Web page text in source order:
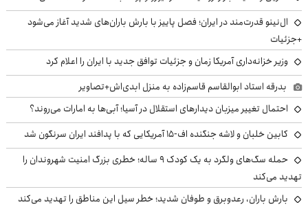
ال‌نینو قدرت‌مند در ایران؛ فصل پاییز با بارش باران‌های شدید آغاز می‌شود
+جزئیات
وزیر خزانه‌داری آمریکا زمان و جزئیات توافق جدید با ایران را اعلام کرد
بدرقه استاد ابوالقاسم قاسم‌زاده به منزل ابدی‌اش+تصاویر
احتمال تغییر میزبان دیدارهای استقلال در آسیا؛ آبی‌ها به امارات می‌روند؟
کابین خلبان و لاشه جنگنده اف-۱۵ آمریکایی که با پدافند ایران سرنگون شد
حمله سگ‌های ولگرد به یک کودک ۹ ساله؛ خطری بزرگ امنیت شهروندان را
تهدید می‌کند
بارش باران، رعدوبرق و طوفان شدید؛ خطر سیل این مناطق را تهدید می‌کند